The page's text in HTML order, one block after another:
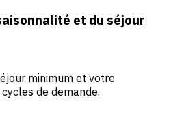
et du séjour
minimum et votre
de demande.